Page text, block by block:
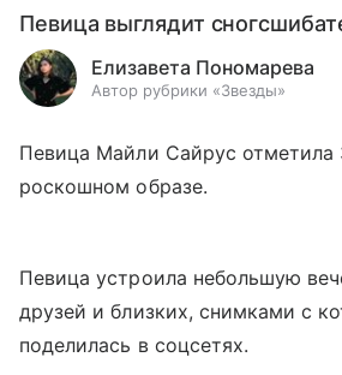
Певица выглядит
Елизавета Пономарева
Автор рубрики «Звезды»
Певица Майли Сайрус отметила
роскошном образе.
Певица устроила небольшую
друзей и близких, снимками с
поделилась в соцсетях.